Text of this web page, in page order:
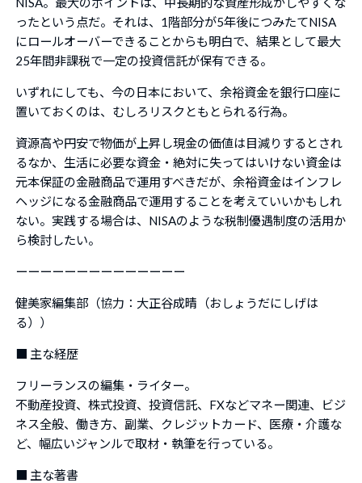
ったという点だ。それは、1階部分が5年後につみたてNISA
にロールオーバーできることからも明白で、結果として最大
25年間非課税で一定の投資信託が保有できる。
いずれにしても、今の日本において、余裕資金を銀行口座に
置いておくのは、むしろリスクともとられる行為。
資源高や円安で物価が上昇し現金の価値は目減りするとされ
るなか、生活に必要な資金・絶対に失ってはいけない資金は
元本保証の金融商品で運用すべきだが、余裕資金はインフレ
ヘッジになる金融商品で運用することを考えていいかもしれ
ない。実践する場合は、NISAのような税制優遇制度の活用か
ら検討したい。
ーーーーーーーーーーーーーー
健美家編集部（協力： 大正谷成晴 （おしょうだにしげは
る））
■ 主な経歴
フリーランスの編集・ライター。
不動産投資、株式投資、投資信託、FXなどマネー関連、ビジ
ネス全般、働き方、副業、クレジットカード、医療・介護な
ど、幅広いジャンルで取材・執筆を行っている。
■ 主な著書